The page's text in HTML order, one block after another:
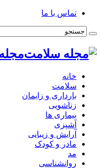
تماس با ما
خانه
سلامت
بارداری و زایمان
زناشویی
بیماری ها
آشپزی
آرایش و زیبایی
مادر و کودک
مد
روانشناسی